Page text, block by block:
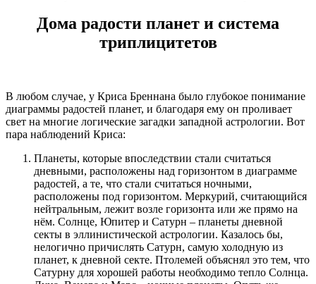
Дома радости планет и система
триплицитетов
В любом случае, у Криса Бреннана было глубокое понимание
диаграммы радостей планет, и благодаря ему он проливает
свет на многие логические загадки западной астрологии. Вот
пара наблюдений Криса:
Планеты, которые впоследствии стали считаться
дневными, расположены над горизонтом в диаграмме
радостей, а те, что стали считаться ночными,
расположены под горизонтом. Меркурий, считающийся
нейтральным, лежит возле горизонта или же прямо на
нём. Солнце, Юпитер и Сатурн – планеты дневной
секты в эллинистической астрологии. Казалось бы,
нелогично причислять Сатурн, самую холодную из
планет, к дневной секте. Птолемей объяснял это тем, что
Сатурну для хорошей работы необходимо тепло Солнца.